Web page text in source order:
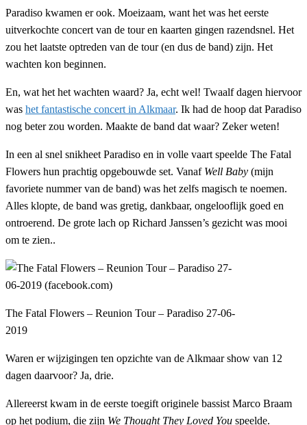
Paradiso kwamen er ook. Moeizaam, want het was het eerste
uitverkochte concert van de tour en kaarten gingen razendsnel. Het
zou het laatste optreden van de tour (en dus de band) zijn. Het
wachten kon beginnen.
En, wat het het wachten waard? Ja, echt wel! Twaalf dagen hiervoor
was het fantastische concert in Alkmaar. Ik had de hoop dat Paradiso
nog beter zou worden. Maakte de band dat waar? Zeker weten!
In een al snel snikheet Paradiso en in volle vaart speelde The Fatal
Flowers hun prachtig opgebouwde set. Vanaf Well Baby (mijn
favoriete nummer van de band) was het zelfs magisch te noemen.
Alles klopte, de band was gretig, dankbaar, ongelooflijk goed en
ontroerend. De grote lach op Richard Janssen’s gezicht was mooi
om te zien..
The Fatal Flowers – Reunion Tour – Paradiso 27-06-
2019
Waren er wijzigingen ten opzichte van de Alkmaar show van 12
dagen daarvoor? Ja, drie.
Allereerst kwam in de eerste toegift originele bassist Marco Braam
op het podium, die zijn We Thought They Loved You speelde.